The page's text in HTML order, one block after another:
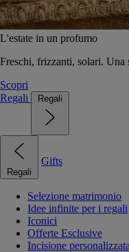
L'estate in un profumo
Freschi, frizzanti, solari. Una
Scopri
Regali
Regali
Regali
Gifts
Selezione matrimonio
Idee infinite per i regali
Iconici
Offerte Esclusive
Incisione personalizzata